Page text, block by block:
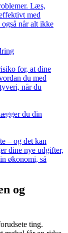
Læs,
med
når alt ikke
for, at dine
du med
når du
du din
– og det kan
dine nye udgifter,
økonomi, så
og
ting.